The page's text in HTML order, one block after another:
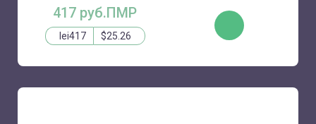
417 руб.ПМР
lei417 $25.26
КУПИТЬ